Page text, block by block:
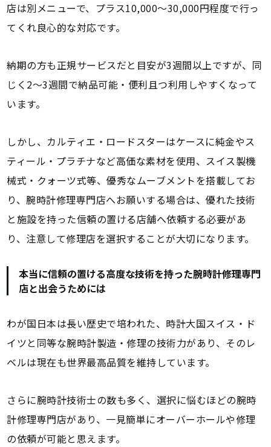
店は別メニューで、プラス10,000～30,000円程度で行っ
てくれ良心的な対応です。
納期の方も正規サービスだと目安が3週間以上ですが、同
じく2～3週間で納品可能・便利且つ利用しやすくなって
います。
しかし、カルティエ・ロードスターはケースに純金やス
ティール・プラチナなど高価な素材を使用、スイス製機
械式・クォーツ式等、優秀なムーブメントを搭載してお
り、腕時計修理専門店へお願いする場合は、優れた技術
と施設を持った信頼の置ける店舗へ依頼する必要があ
り、注意して修理店を選択することが大切になります。
本当に信頼の置ける高度な技術を持った腕時計修理専門
店と出会うためには
わが国日本は長い歴史で培われた、時計大国スイス・ド
イツと同等な腕時計製造・修理の技術力があり、そのレ
ベルは現在も世界最高品質を維持しています。
さらに腕時計技術士の数も多く、選択に悩むほどの腕時
計修理専門店があり、一見簡単にオーバーホールや修理
の依頼が可能と思えます。